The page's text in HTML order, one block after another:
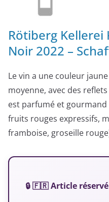
Rötiberg Kellerei
Noir 2022 –
Le vin a une couleur
moyenne, avec des
est parfumé et
fruits rouges expressifs,
framboise, groseille
🔒 🇫🇷 Article